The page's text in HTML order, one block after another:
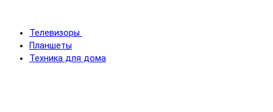
Телевизоры
Планшеты
Техника для дома